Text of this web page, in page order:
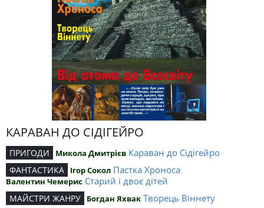
КАРАВАН ДО СІДІГЕЙРО
ПРИГОДИ Микола Дмитрієв Караван до Сідігейро
ФАНТАСТИКА Ігор Сокол Пастка Хроноса
Валентин Чемерис Старий і двоє дітей
МАЙСТРИ ЖАНРУ Богдан Яхвак Творець Віннету